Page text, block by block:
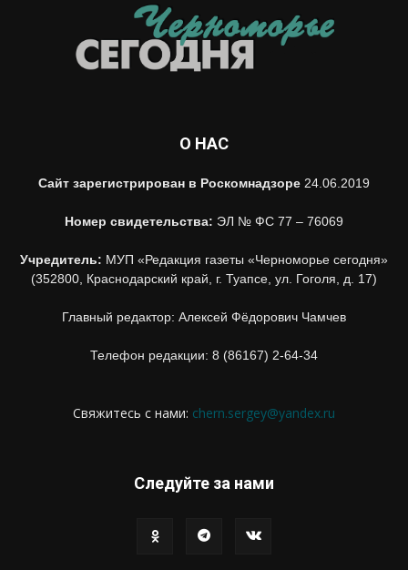
О НАС
Сайт зарегистрирован в Роскомнадзоре 24.06.2019
Номер свидетельства: ЭЛ № ФС 77 – 76069
Учредитель: МУП «Редакция газеты «Черноморье сегодня»
(352800, Краснодарский край, г. Туапсе, ул. Гоголя, д. 17)
Главный редактор: Алексей Фёдорович Чамчев
Телефон редакции: 8 (86167) 2-64-34
Свяжитесь с нами: chern.sergey@yandex.ru
Следуйте за нами